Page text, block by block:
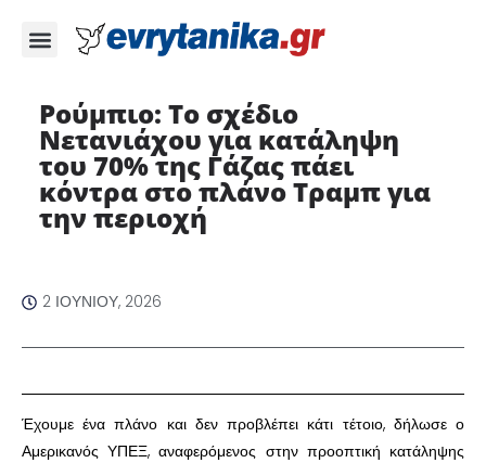
Ρούμπιο: Το σχέδιο
Νετανιάχου για κατάληψη
του 70% της Γάζας πάει
κόντρα στο πλάνο Τραμπ για
την περιοχή
2 ΙΟΥΝΊΟΥ, 2026
Έχουμε ένα πλάνο και δεν προβλέπει κάτι τέτοιο, δήλωσε ο
Αμερικανός ΥΠΕΞ, αναφερόμενος στην προοπτική κατάληψης